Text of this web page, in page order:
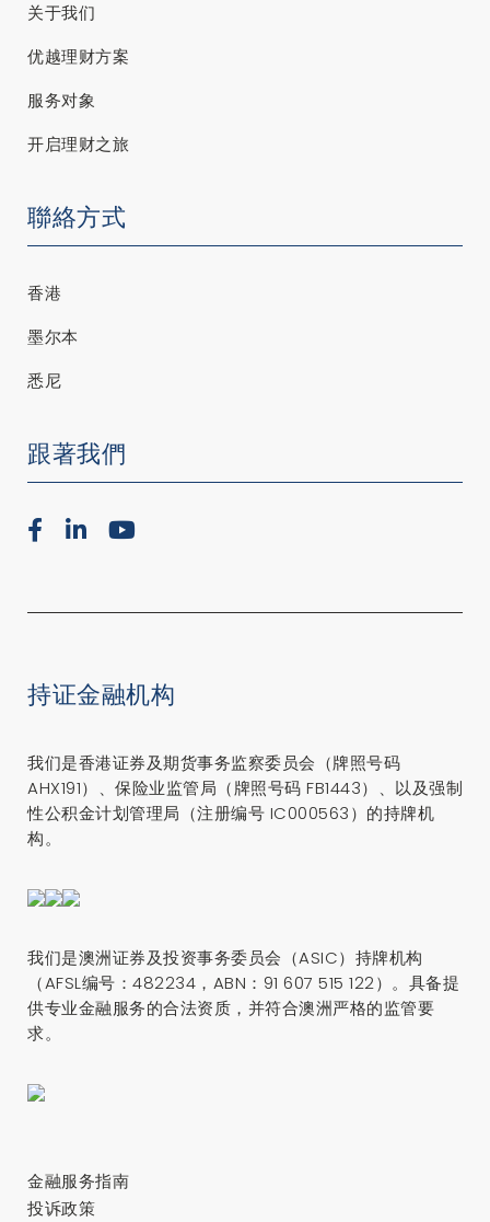
关于我们
优越理财方案
服务对象
开启理财之旅
聯絡方式
香港
墨尔本
悉尼
跟著我們
持证金融机构
我们是香港证券及期货事务监察委员会（牌照号码
AHX191）、保险业监管局（牌照号码 FB1443）、以及强制
性公积金计划管理局（注册编号 IC000563）的持牌机
构。
我们是澳洲证券及投资事务委员会（ASIC）持牌机构
（AFSL编号：482234，ABN：91 607 515 122）。具备提
供专业金融服务的合法资质，并符合澳洲严格的监管要
求。
金融服务指南
投诉政策